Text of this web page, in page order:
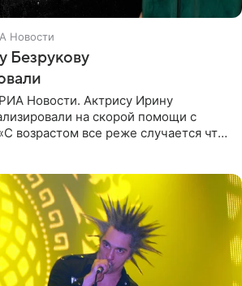
Новости
Безрукову
Новости. Актрису Ирину
на скорой помощи с
возрастом все реже случается что-